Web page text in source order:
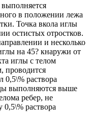
в положении лежа
Точка вкола иглы
остистых отростков.
и несколько
на 45? кнаружи от
иглы с телом
проводится
0,5\% раствора
выполняются выше
ребер, не
раствора